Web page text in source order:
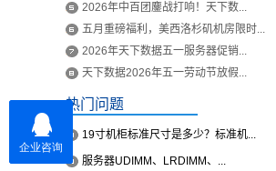
2026年中百团鏖战打响！天下数...
五月重磅福利，美西洛杉矶机房限时...
2026年天下数据五一服务器促销...
天下数据2026年五一劳动节放假...
热门问题
19寸机柜标准尺寸是多少？标准机...
服务器UDIMM、LRDIMM、...